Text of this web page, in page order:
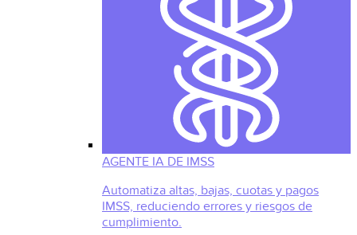
AGENTE IA DE IMSS
Automatiza altas, bajas, cuotas y pagos
IMSS, reduciendo errores y riesgos de
cumplimiento.